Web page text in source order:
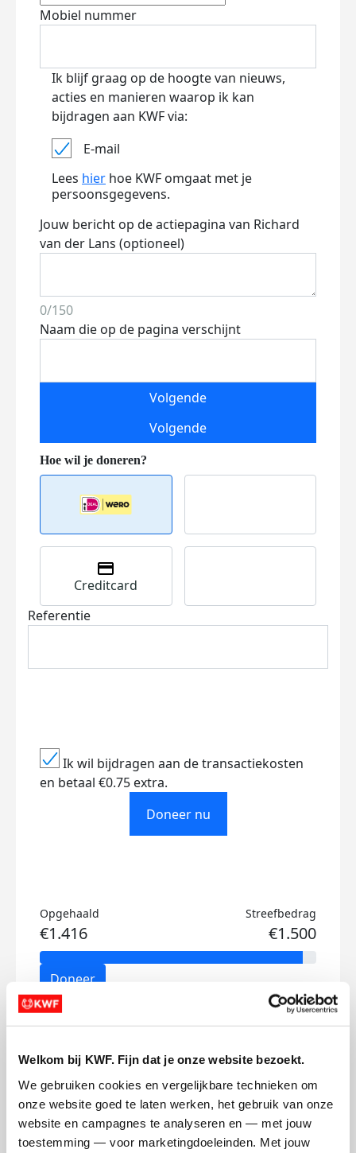
Welkom bij KWF. Fijn dat je onze website bezoekt.
We gebruiken cookies en vergelijkbare technieken om
onze website goed te laten werken, het gebruik van onze
website en campagnes te analyseren en — met jouw
toestemming — voor marketingdoeleinden. Met jouw
Mobiel nummer
Ik blijf graag op de hoogte van nieuws,
acties en manieren waarop ik kan
bijdragen aan KWF via:
E-mail
Lees hier hoe KWF omgaat met je
persoonsgegevens.
Jouw bericht op de actiepagina van Richard
van der Lans (optioneel)
0/150
Naam die op de pagina verschijnt
Volgende
Volgende
Creditcard
Referentie
Ik wil bijdragen aan de transactiekosten
en betaal €0.75 extra.
Doneer nu
Opgehaald
€1.416
Streefbedrag
€1.500
Doneer
Richard's badges